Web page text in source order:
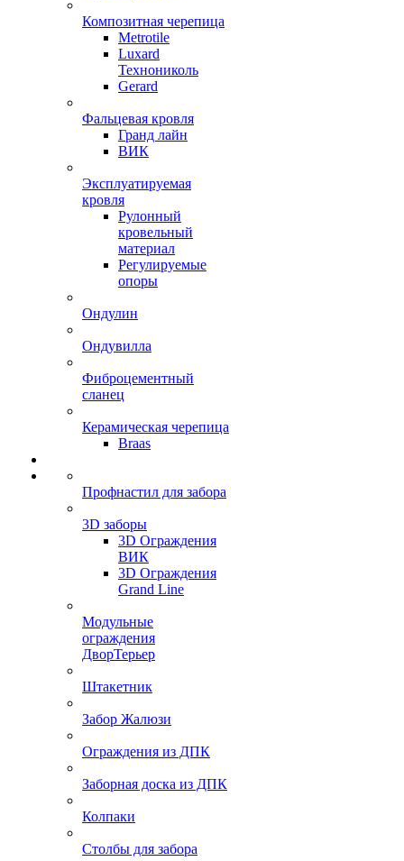
Композитная черепица
Metrotile
Luxard
Технониколь
Gerard
Фальцевая кровля
Гранд лайн
ВИК
Эксплуатируемая
кровля
Рулонный
кровельный
материал
Регулируемые
опоры
Ондулин
Ондувилла
Фиброцементный
сланец
Керамическая черепица
Braas
Профнастил для забора
3D заборы
3D Ограждения
ВИК
3D Ограждения
Grand Line
Модульные
ограждения
ДворТерьер
Штакетник
Забор Жалюзи
Ограждения из ДПК
Заборная доска из ДПК
Колпаки
Столбы для забора